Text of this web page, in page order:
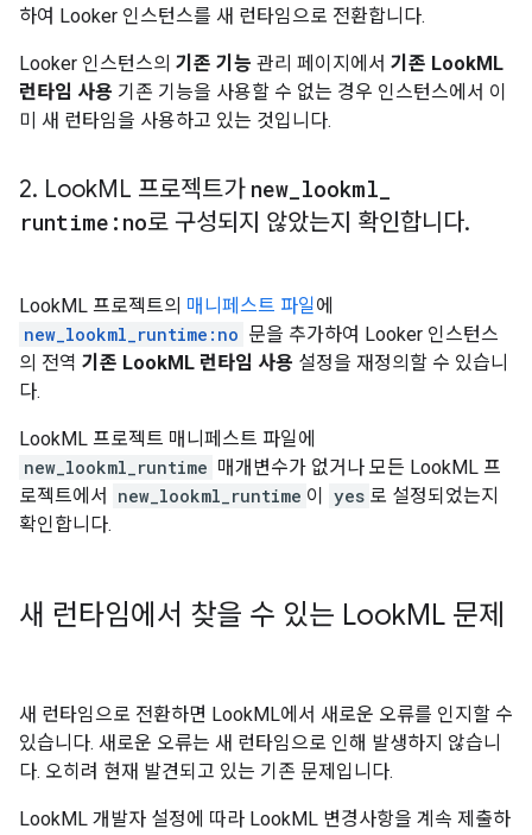
하여 Looker 인스턴스를 새 런타임으로 전환합니다.
Looker 인스턴스의 기존 기능 관리 페이지에서 기존 LookML
런타임 사용 기존 기능을 사용할 수 없는 경우 인스턴스에서 이
미 새 런타임을 사용하고 있는 것입니다.
2. LookML 프로젝트가 new lookml
runtime:no로 구성되지 않았는지 확인합니다.
LookML 프로젝트의 매니페스트 파일에
new_lookml_runtime:no 문을 추가하여 Looker 인스턴스
의 전역 기존 LookML 런타임 사용 설정을 재정의할 수 있습니
다.
LookML 프로젝트 매니페스트 파일에
new_lookml_runtime 매개변수가 없거나 모든 LookML 프
로젝트에서
new_lookml_runtime 이 yes 로 설정되었는지
확인합니다.
새 런타임에서 찾을 수 있는 LookML 문제
새 런타임으로 전환하면 LookML에서 새로운 오류를 인지할 수
있습니다. 새로운 오류는 새 런타임으로 인해 발생하지 않습니
다. 오히려 현재 발견되고 있는 기존 문제입니다.
LookML 개발자 설정에 따라 LookML 변경사항을 계속 제출하